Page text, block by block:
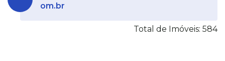
om.br
Total de Imóveis: 584